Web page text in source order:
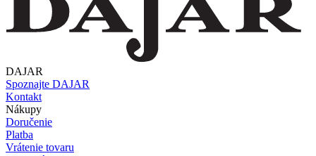
DAJAR
Spoznajte DAJAR
Kontakt
Nákupy
Doručenie
Platba
Vrátenie tovaru